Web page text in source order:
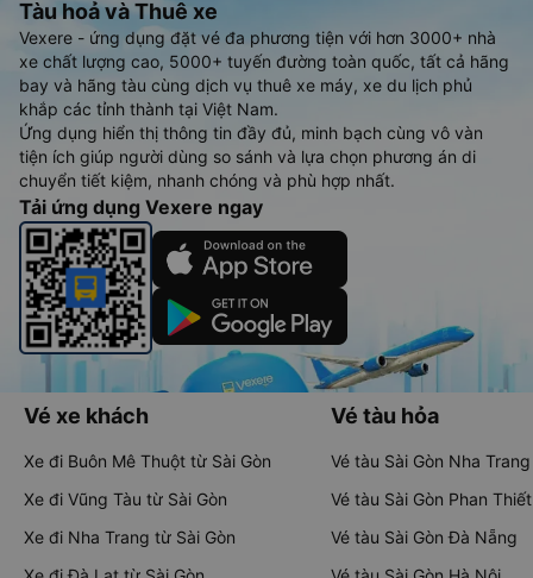
Tàu hoả và Thuê xe
Vexere - ứng dụng đặt vé đa phương tiện với hơn 3000+ nhà
xe chất lượng cao, 5000+ tuyến đường toàn quốc, tất cả hãng
bay và hãng tàu cùng dịch vụ thuê xe máy, xe du lịch phủ
khắp các tỉnh thành tại Việt Nam.
Ứng dụng hiển thị thông tin đầy đủ, minh bạch cùng vô vàn
tiện ích giúp người dùng so sánh và lựa chọn phương án di
chuyển tiết kiệm, nhanh chóng và phù hợp nhất.
Tải ứng dụng Vexere ngay
Vé xe khách
Xe đi Buôn Mê Thuột từ Sài Gòn
Xe đi Vũng Tàu từ Sài Gòn
Xe đi Nha Trang từ Sài Gòn
Vé tàu hỏa
Vé tàu Sài Gòn Nha Trang
Vé tàu Sài Gòn Phan Thiết
Vé tàu Sài Gòn Đà Nẵng